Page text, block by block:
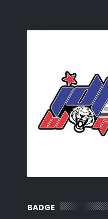
BADGE